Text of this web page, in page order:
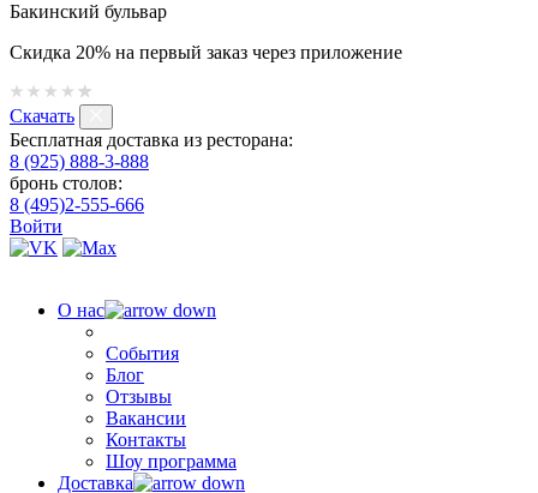
Бакинский бульвар
Скидка 20% на первый заказ через приложение
Скачать
Бесплатная доставка из ресторана:
8 (925) 888-3-888
бронь столов:
8 (495)2-555-666
Войти
О нас
События
Блог
Отзывы
Вакансии
Контакты
Шоу программа
Доставка